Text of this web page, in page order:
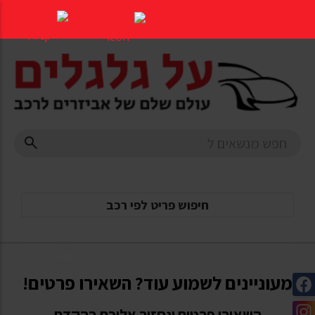
העמוד
חיפוש פריט לפי רכב
מעוניינים לשמוע עוד? השאירו פרטים!